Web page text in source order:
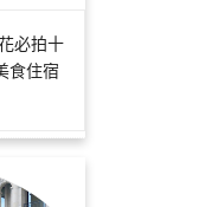
必拍十
食住宿